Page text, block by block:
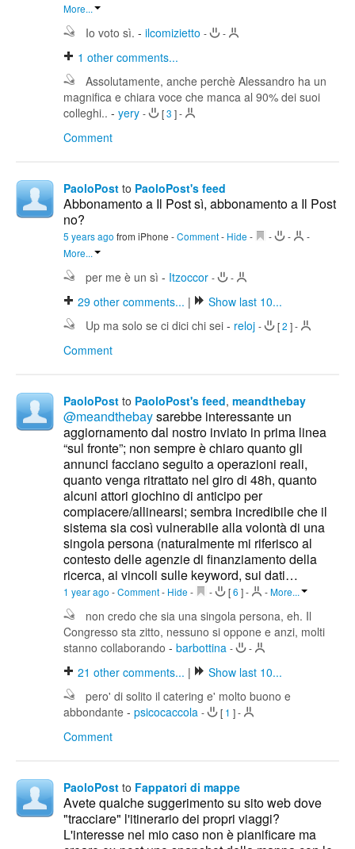
More...
Io voto sì. - ilcomizietto - -
1 other comments...
Assolutamente, anche perchè Alessandro ha un
magnifica e chiara voce che manca al 90% dei suoi
colleghi.. - yery - [3 ]-
Comment
PaoloPost to PaoloPost's feed
Abbonamento a Il Post sì, abbonamento a Il Post
no?
5 years ago from iPhone -Comment- Hide - - -
-
More...
per me è un sì - Itzoccor - -
29 other comments... |
Show last 10...
Up ma solo se ci dici chi sei - reloj - [2 ]-
Comment
PaoloPost to PaoloPost's feed, meandthebay
@meandthebaysarebbe interessante un
aggiornamento dal nostro inviato in prima linea
“sul fronte”; non sempre è chiaro quanto gli
annunci facciano seguito a operazioni reali,
quanto venga ritrattato nel giro di 48h, quanto
alcuni attori giochino di anticipo per
compiacere/allinearsi; sembra incredibile che il
sistema sia così vulnerabile alla volontà di una
singola persona (naturalmente mi riferisco al
contesto delle agenzie di finanziamento della
ricerca, ai vincoli sulle keyword, sui dati…
1 year ago -Comment- Hide - - [6 ]- -More...
non credo che sia una singola persona, eh. Il
Congresso sta zitto, nessuno si oppone e anzi, molti
stanno collaborando - barbottina - -
21 other comments... |
Show last 10...
pero' di solito il catering e' molto buono e
abbondante - psicocaccola - [ 1 ]-
Comment
PaoloPost to Fappatori di mappe
Avete qualche suggerimento su sito web dove
"tracciare" l'itinerario dei propri viaggi?
L'interesse nel mio caso non è pianificare ma